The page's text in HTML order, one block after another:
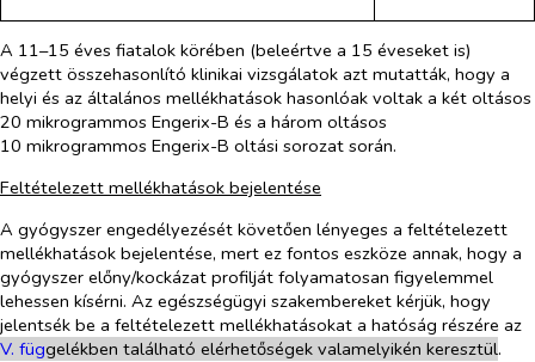
A 11–15 éves fiatalok körében (beleértve a 15 éveseket is)
végzett összehasonlító klinikai vizsgálatok azt mutatták, hogy a
helyi és az általános mellékhatások hasonlóak voltak a két oltásos
20 mikrogrammos Engerix-B és a három oltásos
10 mikrogrammos Engerix-B oltási sorozat során.
Feltételezett mellékhatások bejelentése
A gyógyszer engedélyezését követően lényeges a feltételezett
mellékhatások bejelentése, mert ez fontos eszköze annak, hogy a
gyógyszer előny/kockázat profilját folyamatosan figyelemmel
lehessen kísérni. Az egészségügyi szakembereket kérjük, hogy
jelentsék be a feltételezett mellékhatásokat a hatóság részére az
V. függelékben található elérhetőségek valamelyikén keresztül.